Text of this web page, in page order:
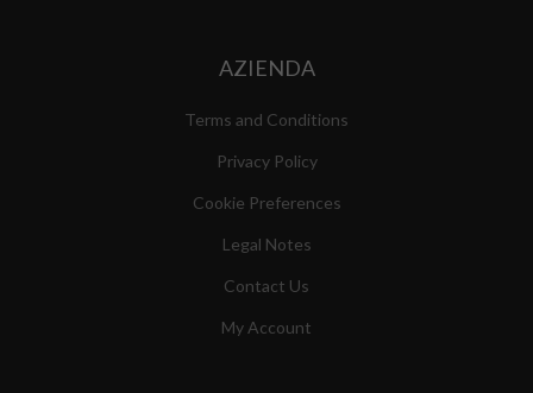
AZIENDA
Terms and Conditions
Privacy Policy
Cookie Preferences
Legal Notes
Contact Us
My Account